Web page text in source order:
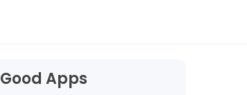
Good Apps